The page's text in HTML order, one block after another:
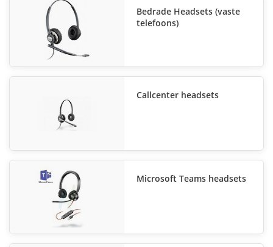
Gaming headsets
Op zoek naar eenGaming headset
ervaring? Telecomshop.nl verkoopt alle populaire gaming
headsets voor een scherpe prijs. Veel headsets kunnen we
direct uit eigen voorraad leveren.
Computerheadset: welk type zoekt u?
Vreemd genoeg zijn er ook headsets zonder microfoon. Maar
echt, dat zijn gewoon koptelefoons of koptelefoons. Kortom,
sets met microfoons zijn de standaard. Bijna iedereen kiest
een model op basis van de vorm en functie van het
koptelefoongedeelte. Er wordt vaak minder aandacht besteed
aan de kwaliteit van de microfoon. Dat is jammer, want de
kwaliteit van de microfoon bepaalt wat de luisteraar hoort. Of
hoort er niet bij. Als je een slechte microfoon in je headset
hebt, zal een sprekende stem bijvoorbeeld moeilijk te
Bedrade Headsets (vaste
telefoons)
Callcenter headsets
Microsoft Teams headsets